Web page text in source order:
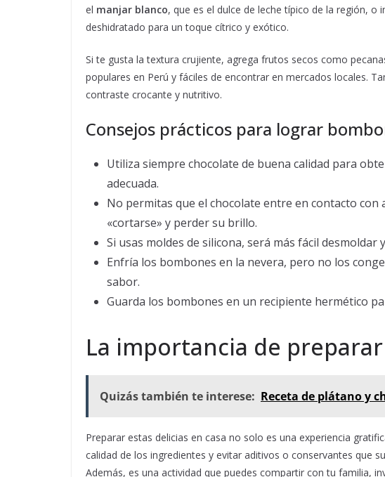
el manjar blanco, que es el dulce de leche típico de la región, o
deshidratado para un toque cítrico y exótico.
Si te gusta la textura crujiente, agrega frutos secos como
populares en Perú y fáciles de encontrar en mercados locales.
contraste crocante y nutritivo.
Consejos prácticos para lograr
Utiliza siempre chocolate de buena calidad para
adecuada.
No permitas que el chocolate entre en contacto
«cortarse» y perder su brillo.
Si usas moldes de silicona, será más fácil
Enfría los bombones en la nevera, pero no los
sabor.
Guarda los bombones en un recipiente hermético
La importancia de
Quizás también te interese: Receta de plátano y
Preparar estas delicias en casa no solo es una experiencia
calidad de los ingredientes y evitar aditivos o conservantes que
Además, es una actividad que puedes compartir con tu familia,